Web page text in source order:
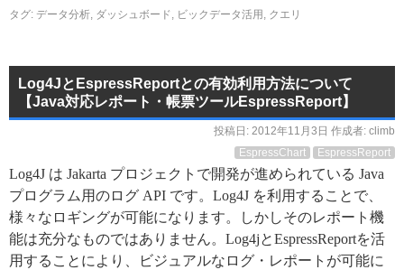
タグ: データ分析, ダッシュボード, ビックデータ活用 , クエリ
Log4JとEspressReportとの有効利用方法について
【Java対応レポート・帳票ツールEspressReport】
投稿日: 2012年11月3日 作成者: climb
EspressChart
EspressReport
Log4J は Jakarta プロジェクトで開発が進められている Java
プログラム用のログ API です。Log4J を利用することで、
様々なロギングが可能になります。しかしそのレポート機
能は充分なものではありません。Log4jとEspressReportを活
用することにより、ビジュアルなログ・レポートが可能に